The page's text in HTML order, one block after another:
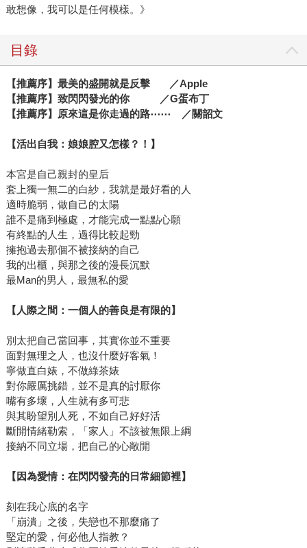
敢想像，我可以是任何模樣。》
目錄
【推薦序】最美的盛開就是反擊 ／Apple
【推薦序】致閃閃發光的你 ／G蛋布丁
【推薦序】原來這是你走過的路⋯⋯ ／關韶文
【活出自我：娘娘腔又怎樣？！】
本宮是自己親封的皇后
套上獨一無二的白紗，我就是最好看的人
適時脆弱，做自己的太陽
誰不是痛到極處，才能完成一點點心願
有終點的人生，過得比較起勁
擁抱過去那個不被接納的自己
我的出櫃，與那之後的漫長沉默
最Man的男人，最無私的愛
【人際之間：一個人的善良是有限的】
別太把自己當回事，其實你並不重要
面對無理之人，也沒什麼好客氣！
寧做直白婊，不做綠茶婊
對你嚴厲挑錯，並不是真的討厭你
嘴有多壞，人生就有多可悲
與其盼望別人死，不如自己好好活
斷開情緒勒索，「家人」不該被無限上綱
接納不同立場，把自己的心敞開
【因為愛情：在閃閃發亮的日常細節裡】
刻在我心底的名字
「崩潰」之後，失戀也不那麼痛了
堅定的愛，何必他人指教？